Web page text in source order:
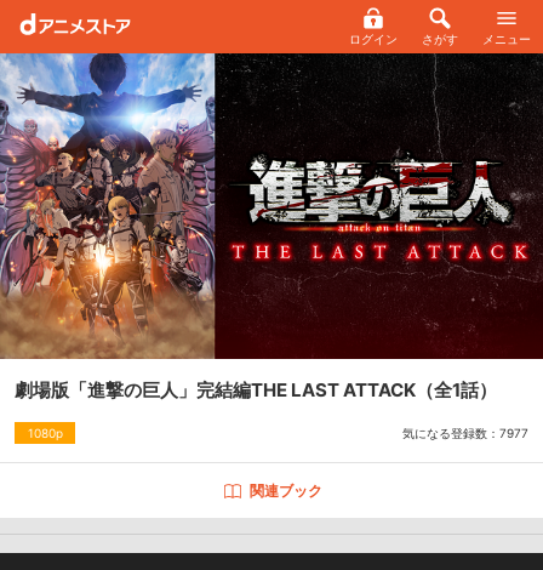
ログイン さがす メニュー
劇場版「進撃の巨人」完結編THE LAST ATTACK （全1話）
1080p 気になる登録数： 7977
関連ブック